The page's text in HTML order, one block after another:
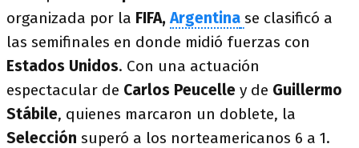
organizada por la FIFA,Argentina se clasificó a
las semifinales en donde midió fuerzas con
Estados Unidos. Con una actuación
espectacular de Carlos Peucelle y de Guillermo
Stábile, quienes marcaron un doblete, la
Selección superó a los norteamericanos 6 a 1.